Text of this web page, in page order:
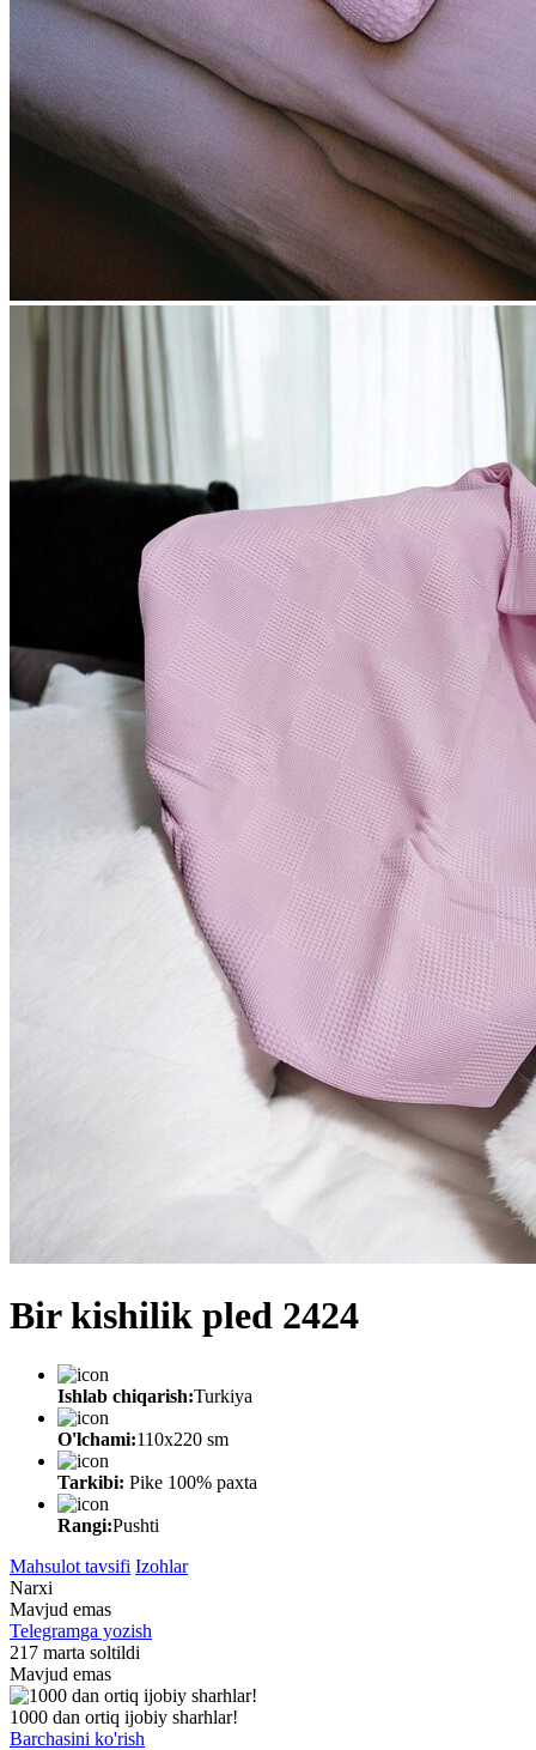
Bir kishilik pled 2424
Ishlab chiqarish:Turkiya
O'lchami:110x220 sm
Tarkibi: Pike 100% paxta
Rangi:Pushti
Mahsulot tavsifi Izohlar
Narxi
Mavjud emas
Telegramga yozish
217 marta soltildi
Mavjud emas
1000 dan ortiq ijobiy sharhlar!
Barchasini ko'rish